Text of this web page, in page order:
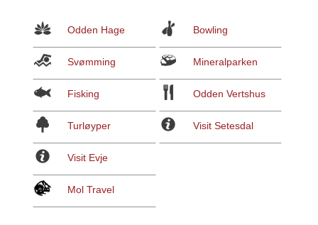
Odden Hage
Svømming
Fisking
Turløyper
Visit Evje
Mol Travel
Bowling
Mineralparken
Odden Vertshus
Visit Setesdal